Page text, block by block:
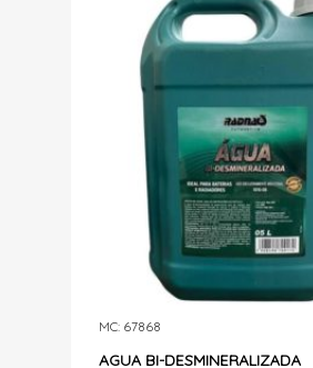
AGUA BI-DESMINERALIZADA
MC: 67868